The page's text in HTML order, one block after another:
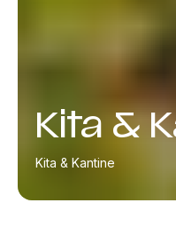
Kita &
Kita & Kantine